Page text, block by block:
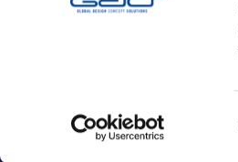
[Placeholder logo]